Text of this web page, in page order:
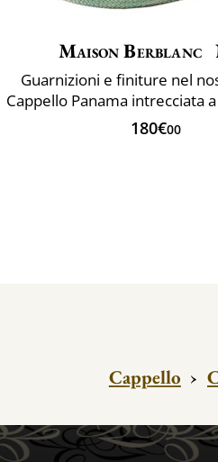
Maison Berblanc
Guarnizioni e finiture nel
180€00
Cappello ›